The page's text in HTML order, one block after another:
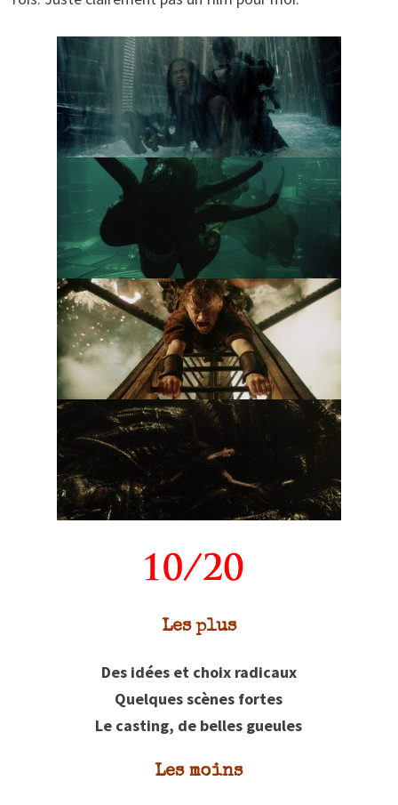
Les plus
Des idées et choix radicaux
Quelques scènes fortes
Le casting, de belles gueules
Les moins